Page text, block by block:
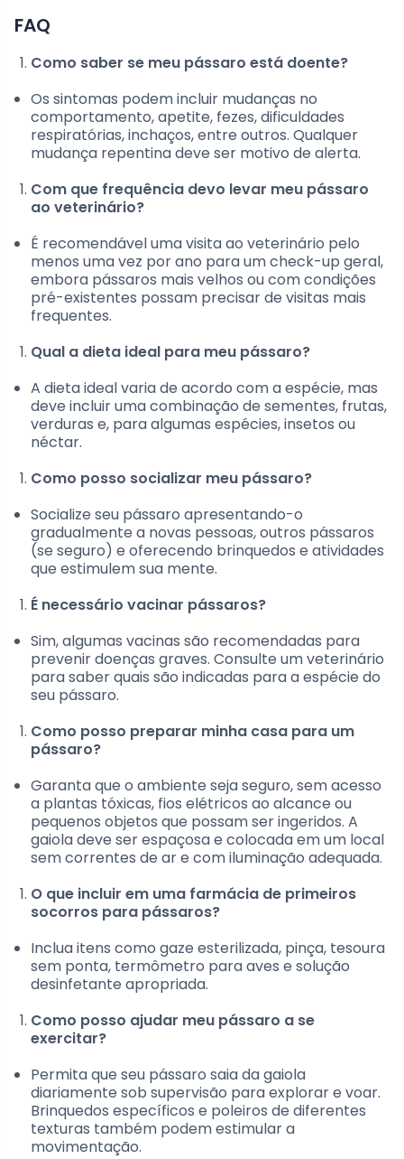
FAQ
Como saber se meu pássaro está doente?
Os sintomas podem incluir mudanças no
comportamento, apetite, fezes, dificuldades
respiratórias, inchaços, entre outros. Qualquer
mudança repentina deve ser motivo de alerta.
Com que frequência devo levar meu pássaro
ao veterinário?
É recomendável uma visita ao veterinário pelo
menos uma vez por ano para um check-up geral,
embora pássaros mais velhos ou com condições
pré-existentes possam precisar de visitas mais
frequentes.
Qual a dieta ideal para meu pássaro?
A dieta ideal varia de acordo com a espécie, mas
deve incluir uma combinação de sementes, frutas,
verduras e, para algumas espécies, insetos ou
néctar.
Como posso socializar meu pássaro?
Socialize seu pássaro apresentando-o
gradualmente a novas pessoas, outros pássaros
(se seguro) e oferecendo brinquedos e atividades
que estimulem sua mente.
É necessário vacinar pássaros?
Sim, algumas vacinas são recomendadas para
prevenir doenças graves. Consulte um veterinário
para saber quais são indicadas para a espécie do
seu pássaro.
Como posso preparar minha casa para um
pássaro?
Garanta que o ambiente seja seguro, sem acesso
a plantas tóxicas, fios elétricos ao alcance ou
pequenos objetos que possam ser ingeridos. A
gaiola deve ser espaçosa e colocada em um local
sem correntes de ar e com iluminação adequada.
O que incluir em uma farmácia de primeiros
socorros para pássaros?
Inclua itens como gaze esterilizada, pinça, tesoura
sem ponta, termômetro para aves e solução
desinfetante apropriada.
Como posso ajudar meu pássaro a se
exercitar?
Permita que seu pássaro saia da gaiola
diariamente sob supervisão para explorar e voar.
Brinquedos específicos e poleiros de diferentes
texturas também podem estimular a
movimentação.